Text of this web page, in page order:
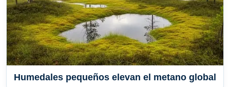
Humedales pequeños elevan el metano global